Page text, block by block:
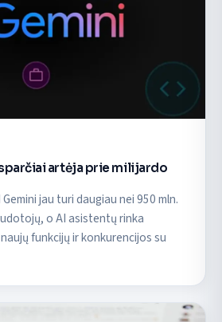
artėja prie milijardo
jau turi daugiau nei 950 mln.
o AI asistentų rinka
funkcijų ir konkurencijos su